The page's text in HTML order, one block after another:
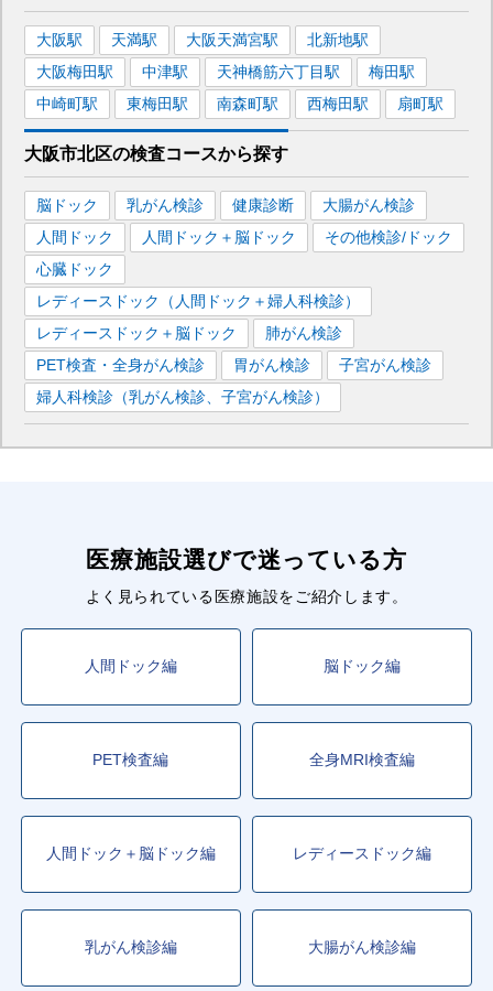
大阪駅 天満駅 大阪天満宮駅 北新地駅
大阪梅田駅 中津駅 天神橋筋六丁目駅 梅田駅
中崎町駅 東梅田駅 南森町駅 西梅田駅 扇町駅
大阪市北区の検査コースから探す
脳ドック 乳がん検診 健康診断
大腸がん検診
人間ドック
人間ドック＋脳ドック
その他検診/ドック
心臓ドック
レディースドック（人間ドック＋婦人科検診）
レディースドック＋脳ドック
肺がん検診
PET検査・全身がん検診
胃がん検診
子宮がん検診
婦人科検診（乳がん検診、子宮がん検診）
医療施設選びで迷っている方
よく見られている医療施設をご紹介します。
人間ドック編 脳ドック編
PET検査編 全身MRI検査編
人間ドック＋脳ドック編 レディースドック編
乳がん検診編 大腸がん検診編